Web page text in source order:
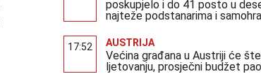
poskupjelo i do 41 posto u
najteže podstanarima i
17:52 AUSTRIJA
Većina građana u Austriji će
ljetovanju, prosječni budžet